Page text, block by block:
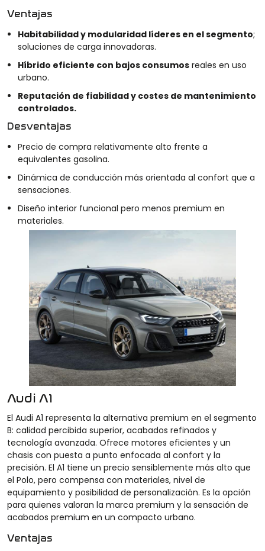
Ventajas
Habitabilidad y modularidad líderes en el segmento;
soluciones de carga innovadoras.
Híbrido eficiente con bajos consumos reales en uso
urbano.
Reputación de fiabilidad y costes de mantenimiento
controlados.
Desventajas
Precio de compra relativamente alto frente a
equivalentes gasolina.
Dinámica de conducción más orientada al confort que a
sensaciones.
Diseño interior funcional pero menos premium en
materiales.
Audi A1
El Audi A1 representa la alternativa premium en el segmento
B: calidad percibida superior, acabados refinados y
tecnología avanzada. Ofrece motores eficientes y un
chasis con puesta a punto enfocada al confort y la
precisión. El A1 tiene un precio sensiblemente más alto que
el Polo, pero compensa con materiales, nivel de
equipamiento y posibilidad de personalización. Es la opción
para quienes valoran la marca premium y la sensación de
acabados premium en un compacto urbano.
Ventajas